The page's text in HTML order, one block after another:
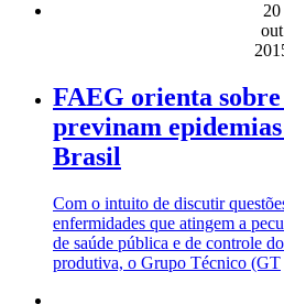
20
out
FAEG orienta
previnam
Brasil
Com o intuito de discutir
enfermidades que atingem a
de saúde pública e de controle
produtiva, o Grupo Técnico (GT